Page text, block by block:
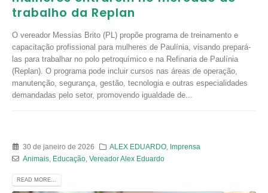
trabalho da Replan
O vereador Messias Brito (PL) propõe programa de treinamento e
capacitação profissional para mulheres de Paulínia, visando prepará-
las para trabalhar no polo petroquímico e na Refinaria de Paulínia
(Replan). O programa pode incluir cursos nas áreas de operação,
manutenção, segurança, gestão, tecnologia e outras especialidades
demandadas pelo setor, promovendo igualdade de...
30 de janeiro de 2026 ALEX EDUARDO
Imprensa
Animais, Educação, Vereador Alex Eduardo
READ MORE...